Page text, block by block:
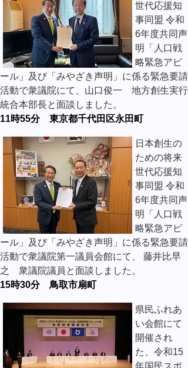
世代応援知
事同盟 令和
6年度共同声
明「人口戦
略緊急アピ
ール」及び「みやざき声明」に係る緊急要請
活動で衆議院にて、山口俊一 地方創生実行
統合本部長と面談しました。
11時55分 東京都千代田区永田町
日本創生の
ための将来
世代応援知
事同盟 令和
6年度共同声
明「人口戦
略緊急アピ
ール」及び「みやざき声明」に係る緊急要請
活動で衆議院第一議員会館にて、 藤井比早
之 衆議院議員と面談しました。
15時30分 鳥取市扇町
県民ふれあ
い会館にて
開催され
た、令和15
年国民スポ